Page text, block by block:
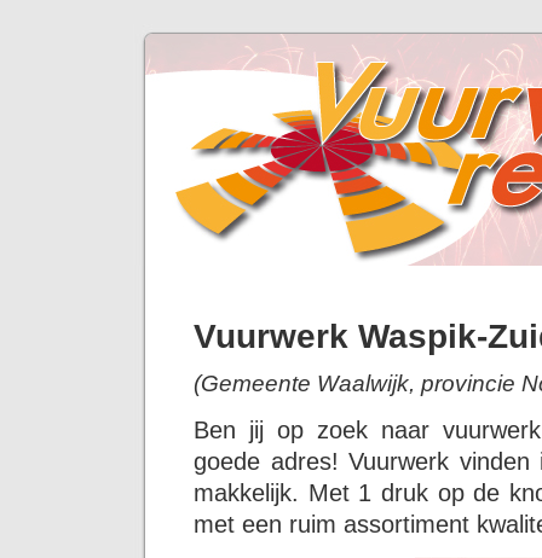
Vuurwerk Waspik-
(Gemeente Waalwijk, provincie
Ben jij op zoek naar
goede adres! Vuurwerk
makkelijk. Met 1 druk op de
met een ruim assortiment